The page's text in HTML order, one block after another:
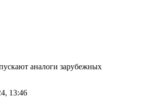
аналоги зарубежных
13:46